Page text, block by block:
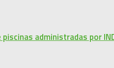
administradas por